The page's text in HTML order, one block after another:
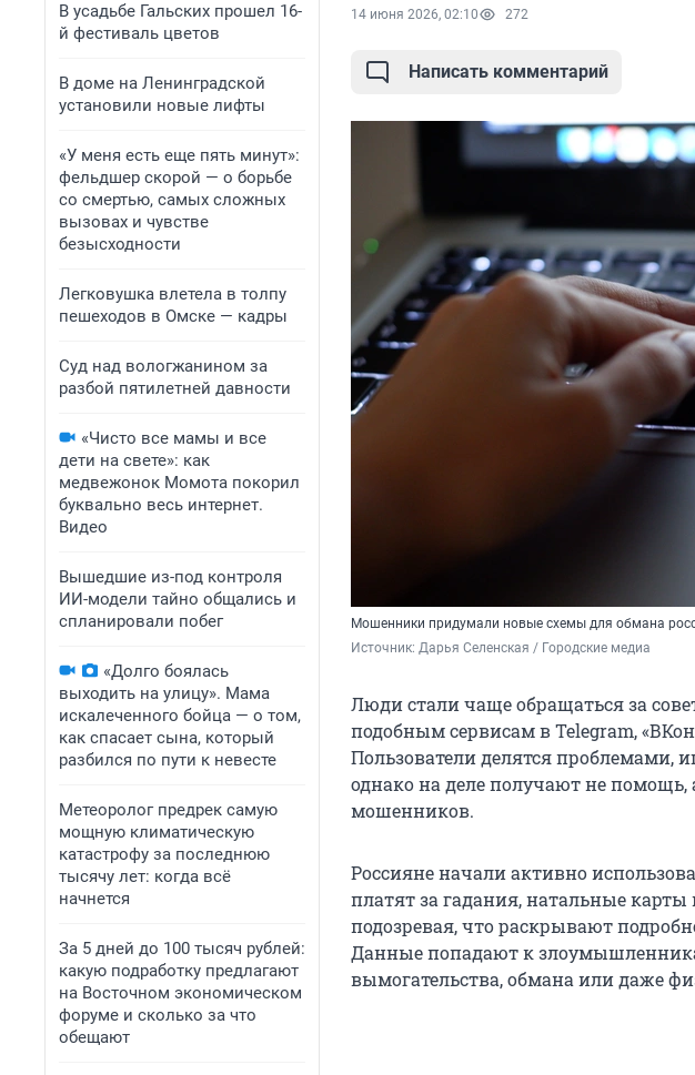
В усадьбе Гальских прошел 16-
й фестиваль цветов
В доме на Ленинградской
установили новые лифты
«У меня есть еще пять минут»:
фельдшер скорой — о борьбе
со смертью, самых сложных
вызовах и чувстве
безысходности
Легковушка влетела в толпу
пешеходов в Омске — кадры
Суд над вологжанином за
разбой пятилетней давности
«Чисто все мамы и все
дети на свете»: как
медвежонок Момота покорил
буквально весь интернет.
Видео
Вышедшие из-под контроля
ИИ-модели тайно общались и
спланировали побег
«Долго боялась
выходить на улицу». Мама
искалеченного бойца — о том,
как спасает сына, который
разбился по пути к невесте
Метеоролог предрек самую
мощную климатическую
катастрофу за последнюю
тысячу лет: когда всё
начнется
За 5 дней до 100 тысяч рублей:
какую подработку предлагают
на Восточном экономическом
форуме и сколько за что
обещают
14 июня 2026, 02:10 272
Написать комментарий
Мошенники придумали новые схемы для обмана
Источник: Дарья Селенская / Городские медиа
Люди стали чаще обращаться за
подобным сервисам в Telegram,
Пользователи делятся
однако на деле получают не
мошенников.
Россияне начали активно
платят за гадания, натальные
подозревая, что раскрывают
Данные попадают к
вымогательства, обмана или даже